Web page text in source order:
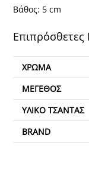
Βάθος: 5 cm
ΧΡΏΜΑ
ΜΈΓΕΘΟΣ
ΥΛΙΚΌ ΤΣΆΝΤΑΣ
BRAND